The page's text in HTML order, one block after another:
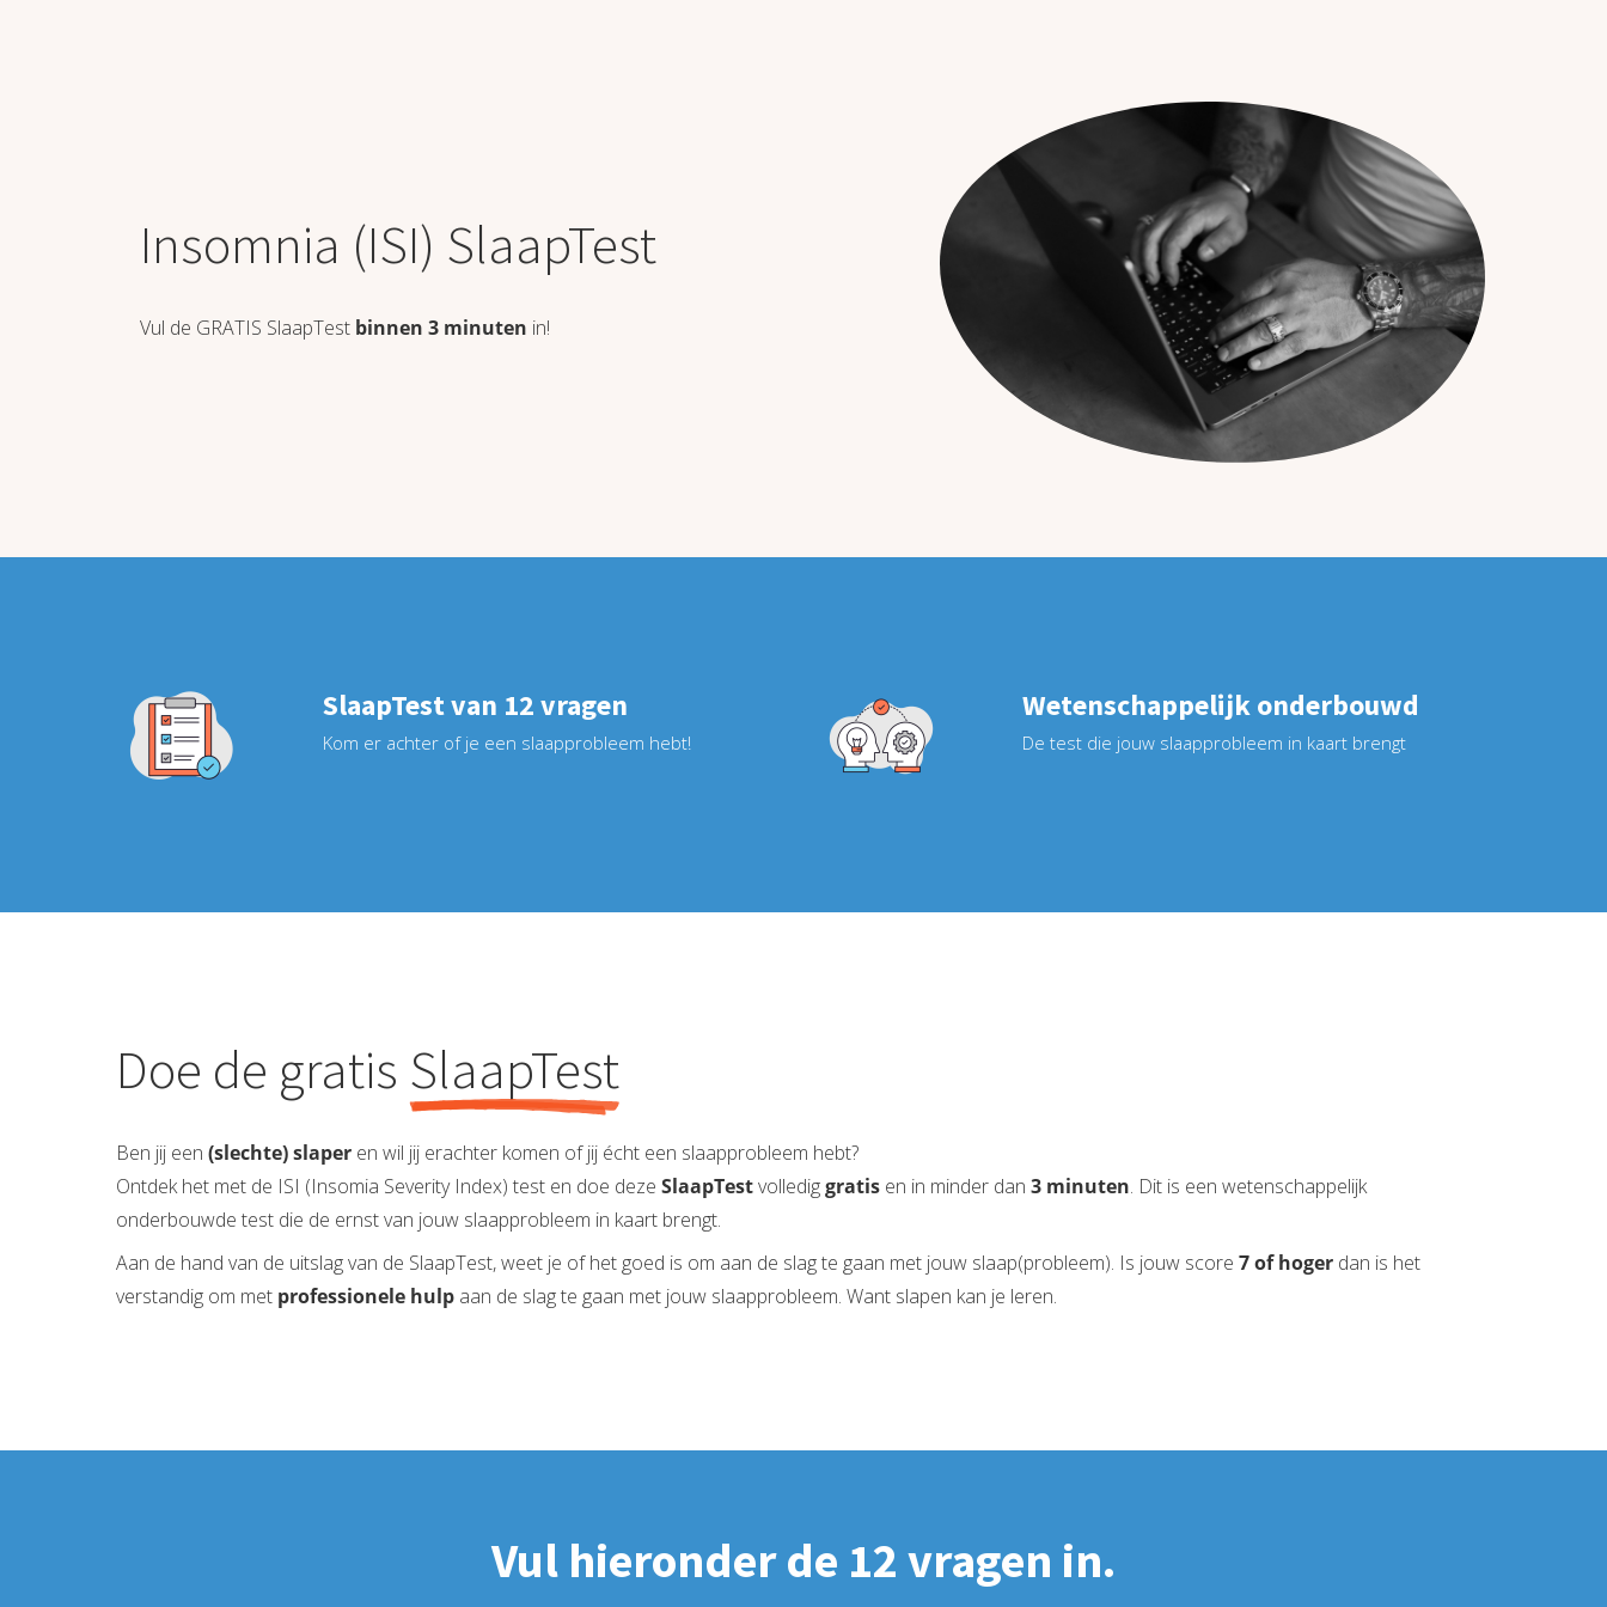
Insomnia (ISI) SlaapTest
Vul de GRATIS SlaapTest binnen 3 minuten in!
SlaapTest van 12 vragen
Kom er achter of je een slaapprobleem hebt!
Wetenschappelijk onderbouwd
De test die jouw slaapprobleem in kaart brengt
Doe de gratis SlaapTest
Ben jij een (slechte) slaper en wil jij erachter komen of jij écht een slaapprobleem hebt?
Ontdek het met de ISI (Insomia Severity Index) test en doe deze SlaapTestvollediggratis en in minder dan 3 minuten. Dit is een wetenschappelijk
onderbouwde test die de ernst van jouw slaapprobleem in kaart brengt.
Aan de hand van de uitslag van de SlaapTest, weet je of het goed is om aan de slag te gaan met jouw slaap(probleem). Is jouw score 7 of hoger dan is het
verstandig om met professionele hulp aan de slag te gaan met jouw slaapprobleem. Want slapen kan je leren.
Vul hieronder de 12 vragen in.